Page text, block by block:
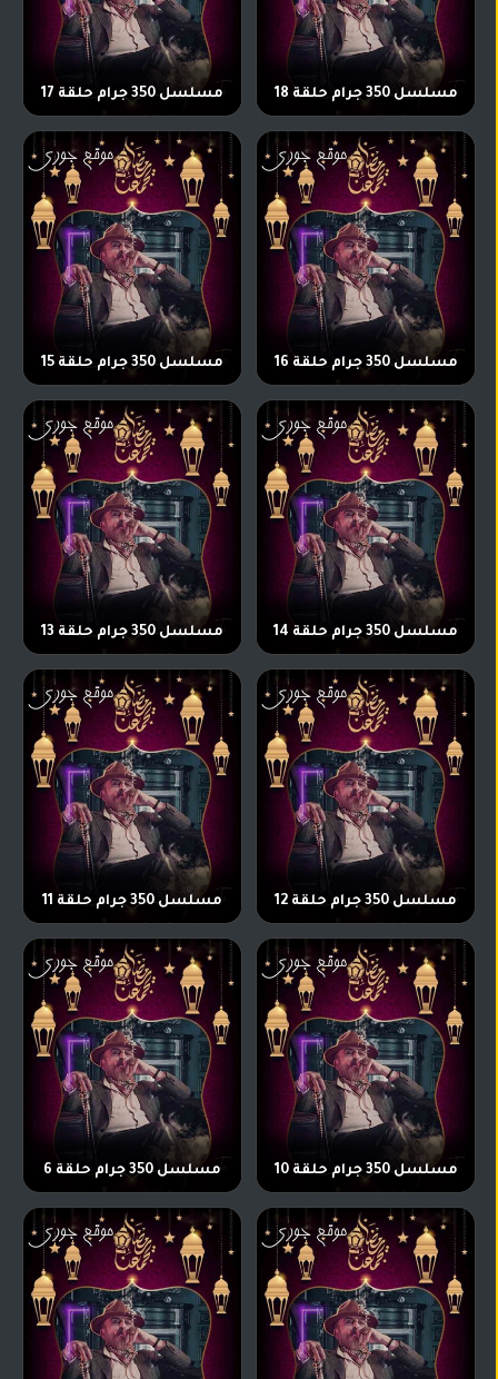
مسلسل 350 جرام حلقة 18 مسلسل 350 جرام حلقة 17
مسلسل 350 جرام حلقة 16 مسلسل 350 جرام حلقة 15
مسلسل 350 جرام حلقة 14 مسلسل 350 جرام حلقة 13
مسلسل 350 جرام حلقة 12 مسلسل 350 جرام حلقة 11
مسلسل 350 جرام حلقة 10 مسلسل 350 جرام حلقة 6